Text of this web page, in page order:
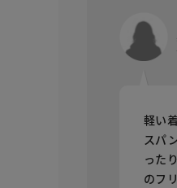
軽い
スパ
った
のフ